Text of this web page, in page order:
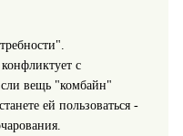
с
вещь "комбайн"
ей пользоваться -